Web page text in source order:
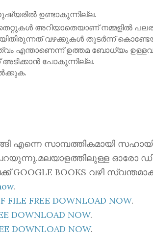
ഉണ്ടാകുന്നില്ല.
അറിയാതെയാണ് നമ്മളിൽ
വഴക്കുകൾ തുടർന്ന്
എന്താണെന്ന് ഉത്തമ ബോധ്യം
അടിക്കാൻ പോകുന്നില്ല.
.
എന്നെ സാമ്പത്തികമായി
പറയുന്നു.മലയാളത്തിലുള്ള ഓരോ
GOOGLE BOOKS വഴി
.
FILE FREE DOWNLOAD NOW.
DOWNLOAD NOW.
DOWNLOAD NOW.